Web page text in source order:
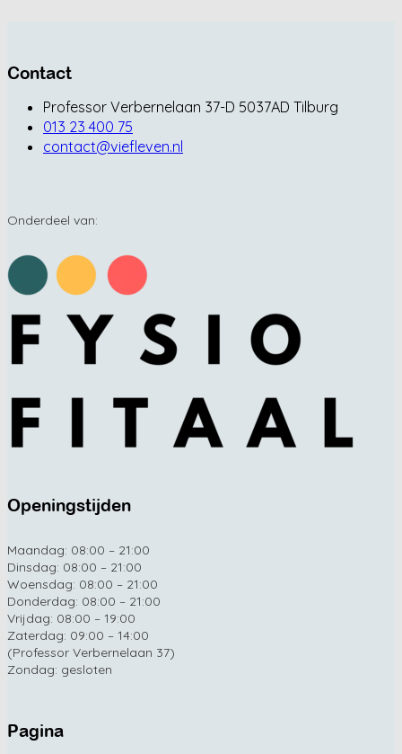
Contact
Professor Verbernelaan 37-D 5037AD Tilburg
013 23 400 75
contact@viefleven.nl
Onderdeel van:
Openingstijden
Maandag: 08:00 – 21:00
Dinsdag: 08:00 – 21:00
Woensdag: 08:00 – 21:00
Donderdag: 08:00 – 21:00
Vrijdag: 08:00 – 19:00
Zaterdag: 09:00 – 14:00
(Professor Verbernelaan 37)
Zondag: gesloten
Pagina